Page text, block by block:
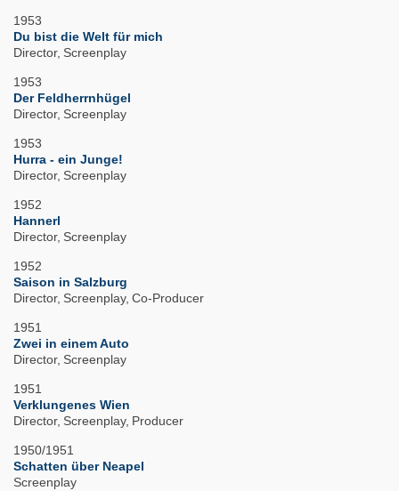
1953
Du bist die Welt für mich
Director Screenplay
1953
Der Feldherrnhügel
Director Screenplay
1953
Hurra - ein Junge!
Director Screenplay
1952
Hannerl
Director Screenplay
1952
Saison in Salzburg
Director Screenplay Co-Producer
1951
Zwei in einem Auto
Director Screenplay
1951
Verklungenes Wien
Director Screenplay Producer
1950/1951
Schatten über Neapel
Screenplay